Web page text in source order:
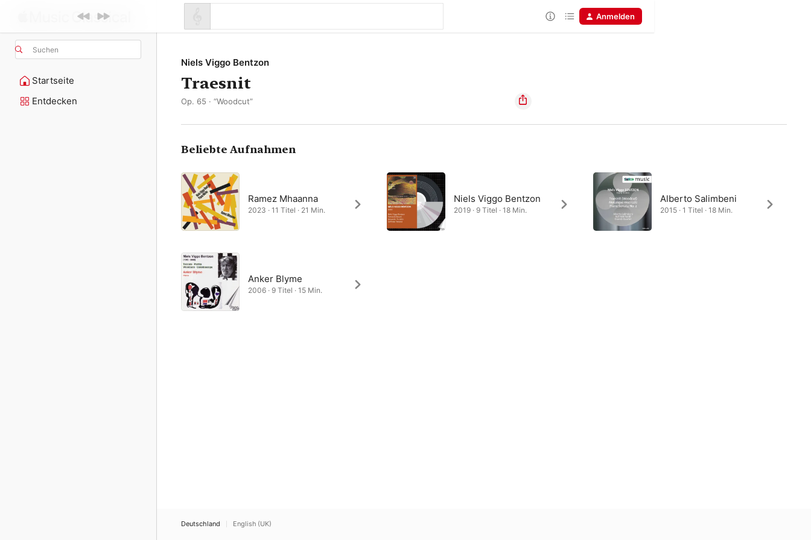
Suchen
Startseite
Entdecken
Anmelden
Niels Viggo Bentzon
Traesnit
Op. 65 · “Woodcut”
Beliebte Aufnahmen
Ramez Mhaanna
2023 · 11 Titel · 21 Min.
Niels Viggo Bentzon
2019 · 9 Titel · 18 Min.
Alberto Salimbeni
2015 · 1 Titel · 18 Min.
Anker Blyme
2006 · 9 Titel · 15 Min.
Deutschland English (UK)